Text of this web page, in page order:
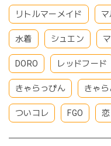
リトルマーメイド
水着 シュエン
DORO レッドフード
きゃらっぴん きゃら
ついコレ FGO